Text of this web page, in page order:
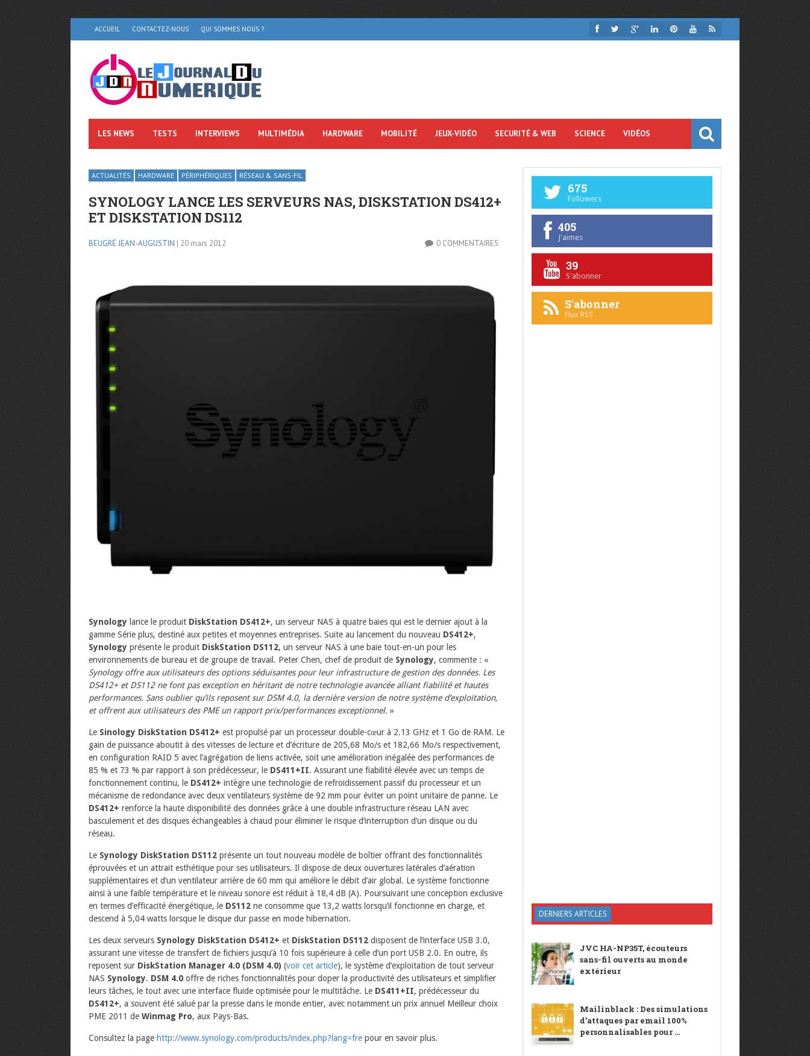
ACCUEIL CONTACTEZ-NOUS QUI SOMMES NOUS ?
LES NEWS TESTS INTERVIEWS MULTIMÉDIA HARDWARE MOBILITÉ JEUX-VIDÉO SECURITÉ & WEB SCIENCE VIDÉOS
ACTUALITÉS HARDWARE PÉRIPHÉRIQUES RÉSEAU & SANS-FIL
SYNOLOGY LANCE LES SERVEURS NAS, DISKSTATION DS412+
ET DISKSTATION DS112
BEUGRÉ JEAN-AUGUSTIN | 20 mars 2012 0 COMMENTAIRES
Synology lance le produit DiskStation DS412+, un serveur NAS à quatre baies qui est le dernier ajout à la
gamme Série plus, destiné aux petites et moyennes entreprises. Suite au lancement du nouveau DS412+,
Synology présente le produit DiskStation DS112, un serveur NAS à une baie tout-en-un pour les
environnements de bureau et de groupe de travail. Peter Chen, chef de produit de Synology, commente : «
Synology offre aux utilisateurs des options séduisantes pour leur infrastructure de gestion des données. Les
DS412+ et DS112 ne font pas exception en héritant de notre technologie avancée alliant fiabilité et hautes
performances. Sans oublier qu’ils reposent sur DSM 4.0, la dernière version de notre système d’exploitation,
et offrent aux utilisateurs des PME un rapport prix/performances exceptionnel. »
Le Sinology DiskStation DS412+ est propulsé par un processeur double-cœur à 2.13 GHz et 1 Go de RAM. Le
gain de puissance aboutit à des vitesses de lecture et d’écriture de 205,68 Mo/s et 182,66 Mo/s respectivement,
en configuration RAID 5 avec l’agrégation de liens activée, soit une amélioration inégalée des performances de
85 % et 73 % par rapport à son prédécesseur, le DS411+II. Assurant une fiabilité élevée avec un temps de
fonctionnement continu, le DS412+ intègre une technologie de refroidissement passif du processeur et un
mécanisme de redondance avec deux ventilateurs système de 92 mm pour éviter un point unitaire de panne. Le
DS412+ renforce la haute disponibilité des données grâce à une double infrastructure réseau LAN avec
basculement et des disques échangeables à chaud pour éliminer le risque d’interruption d’un disque ou du
réseau.
Le Synology DiskStation DS112 présente un tout nouveau modèle de boîtier offrant des fonctionnalités
éprouvées et un attrait esthétique pour ses utilisateurs. Il dispose de deux ouvertures latérales d’aération
supplémentaires et d’un ventilateur arrière de 60 mm qui améliore le débit d’air global. Le système fonctionne
ainsi à une faible température et le niveau sonore est réduit à 18,4 dB (A). Poursuivant une conception exclusive
en termes d’efficacité énergétique, le DS112 ne consomme que 13,2 watts lorsqu’il fonctionne en charge, et
descend à 5,04 watts lorsque le disque dur passe en mode hibernation.
Les deux serveurs Synology DiskStation DS412+ et DiskStation DS112 disposent de l’interface USB 3.0,
assurant une vitesse de transfert de fichiers jusqu’à 10 fois supérieure à celle d’un port USB 2.0. En outre, ils
reposent sur DiskStation Manager 4.0 (DSM 4.0) (voir cet article), le système d’exploitation de tout serveur
NAS Synology. DSM 4.0 offre de riches fonctionnalités pour doper la productivité des utilisateurs et simplifier
leurs tâches, le tout avec une interface fluide optimisée pour le multitâche. Le DS411+II, prédécesseur du
DS412+, a souvent été salué par la presse dans le monde entier, avec notamment un prix annuel Meilleur choix
PME 2011 de Winmag Pro, aux Pays-Bas.
Consultez la page http://www.synology.com/products/index.php?lang=fre pour en savoir plus.
675
Followers
405
J'aimes
39
S'abonner
S'abonner
Flux RSS
DERNIERS ARTICLES
JVC HA-NP35T, écouteurs
sans-fil ouverts au monde
extérieur
Mailinblack : Des simulations
d’attaques par email 100%
personnalisables pour ...